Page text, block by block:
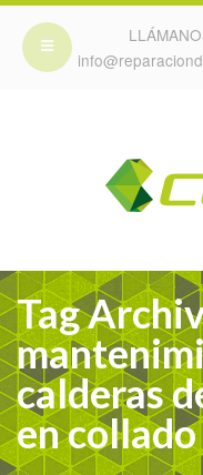
Tag
calderas
en